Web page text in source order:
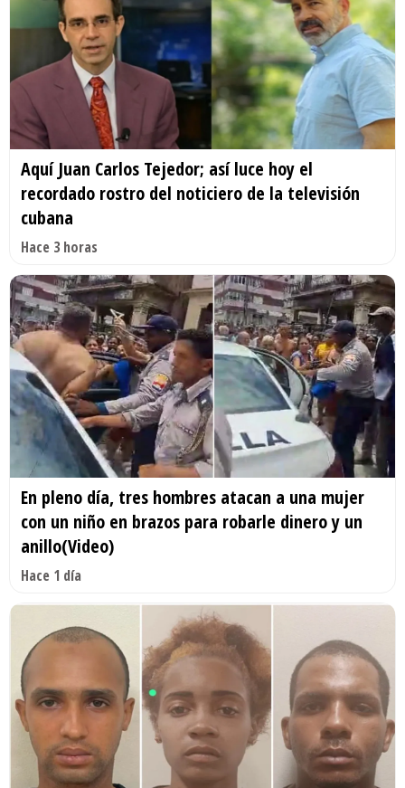
Aquí Juan Carlos Tejedor; así luce hoy el
recordado rostro del noticiero de la televisión
cubana
Hace 3 horas
En pleno día, tres hombres atacan a una mujer
con un niño en brazos para robarle dinero y un
anillo(Video)
Hace 1 día